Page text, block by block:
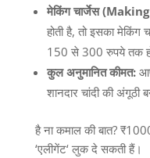
मेकिंग चार्जेस(Making
होती है, तो इसका मेकिंग
150 से300 रुपये तक
कुल अनुमानित कीमत:
शानदार चांदी की अंगूठी
है ना कमाल की बात?
‘एलीगेंट‘ लुक दे सकती हैं।